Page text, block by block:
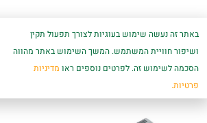
מוצרים קשורים
באתר זה נעשה שימוש בעוגיות לצורך תפעול תקין
ושיפור חוויית המשתמש. המשך השימוש באתר מהווה
הסכמה לשימוש זה. לפרטים נוספים ראו מדיניות
פרטיות.